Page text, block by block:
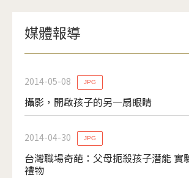
媒體報導
2014-05-08
攝影，開啟孩子的另一扇眼睛
JPG
2014-04-30
台灣職場奇葩：父母扼殺孩子潛能 實
禮物
JPG